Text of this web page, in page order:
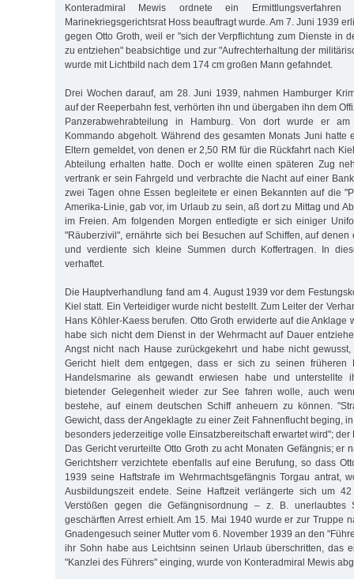
Konteradmiral Mewis ordnete ein
Marinekriegsgerichtsrat Hoss beauftragt wurde. Am 7. Juni 1939
gegen Otto Groth, weil er "sich der Verpflichtung zum Dienste in
zu entziehen" beabsichtige und zur "Aufrechterhaltung der
wurde mit Lichtbild nach dem 174 cm großen Mann gefahndet.
Drei Wochen darauf, am 28. Juni 1939, nahmen Hamburger
auf der Reeperbahn fest, verhörten ihn und übergaben ihn dem
Panzerabwehrabteilung in Hamburg. Von dort wurde er
Kommando abgeholt. Während des gesamten Monats Juni hatte
Eltern gemeldet, von denen er 2,50 RM für die Rückfahrt nach
Abteilung erhalten hatte. Doch er wollte einen späteren Zug
vertrank er sein Fahrgeld und verbrachte die Nacht auf einer
zwei Tagen ohne Essen begleitete er einen Bekannten auf die
Amerika-Linie, gab vor, im Urlaub zu sein, aß dort zu Mittag und
im Freien. Am folgenden Morgen entledigte er sich einiger
"Räuberzivil", ernährte sich bei Besuchen auf Schiffen, auf denen
und verdiente sich kleine Summen durch Koffertragen. In
verhaftet.
Die Hauptverhandlung fand am 4. August 1939 vor dem
Kiel statt. Ein Verteidiger wurde nicht bestellt. Zum Leiter der
Hans Köhler-Kaess berufen. Otto Groth erwiderte auf die Anklage
habe sich nicht dem Dienst in der Wehrmacht auf Dauer
Angst nicht nach Hause zurückgekehrt und habe nicht
Gericht hielt dem entgegen, dass er sich zu seinen früheren
Handelsmarine als gewandt erwiesen habe und
bietender Gelegenheit wieder zur See fahren wolle, auch
bestehe, auf einem deutschen Schiff anheuern zu können.
Gewicht, dass der Angeklagte zu einer Zeit Fahnenflucht beging,
besonders jederzeitige volle Einsatzbereitschaft erwartet wird"; der
Das Gericht verurteilte Otto Groth zu acht Monaten Gefängnis; er
Gerichtsherr verzichtete ebenfalls auf eine Berufung, so dass
1939 seine Haftstrafe im Wehrmachtsgefängnis Torgau antrat,
Ausbildungszeit endete. Seine Haftzeit verlängerte sich um
Verstößen gegen die Gefängnisordnung – z. B. unerlaubtes
geschärften Arrest erhielt. Am 15. Mai 1940 wurde er zur Truppe
Gnadengesuch seiner Mutter vom 6. November 1939 an den
ihr Sohn habe aus Leichtsinn seinen Urlaub überschritten, das
"Kanzlei des Führers" einging, wurde von Konteradmiral Mewis